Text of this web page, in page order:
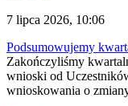
7 lipca 2026, 10:06
Podsumowujemy
Zakończyliśmy
wnioski od
wnioskowania o